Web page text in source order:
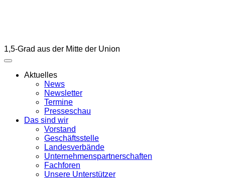
1,5-Grad aus der Mitte der Union
Aktuelles
News
Newsletter
Termine
Presseschau
Das sind wir
Vorstand
Geschäftsstelle
Landesverbände
Unternehmenspartnerschaften
Fachforen
Unsere Unterstützer